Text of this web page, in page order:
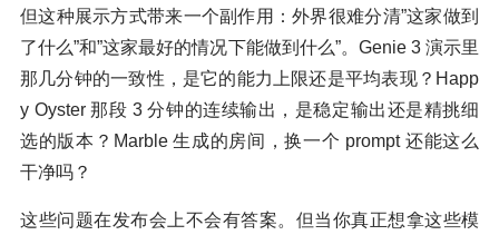
但这种展示方式带来一个副作用：外界很难分清”这家做到
了什么”和”这家最好的情况下能做到什么”。Genie 3 演示里
那几分钟的一致性，是它的能力上限还是平均表现？Happ
y Oyster 那段 3 分钟的连续输出，是稳定输出还是精挑细
选的版本？Marble 生成的房间，换一个 prompt 还能这么
干净吗？
这些问题在发布会上不会有答案。但当你真正想拿这些模